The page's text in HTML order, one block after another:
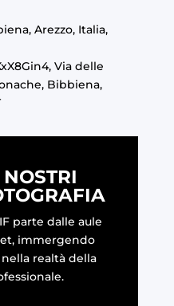
Arezzo, Italia,
Via delle
Bibbiena,
parte dalle aule
immergendo
realtà della